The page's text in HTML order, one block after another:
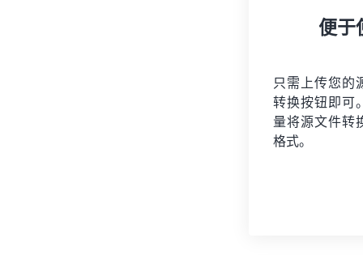
便于
只需上传您的
转换按钮即可
量将源文件转
格式。